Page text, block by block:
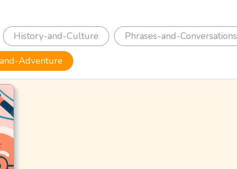
History-and-Culture Phrases-and-Conversations
Adventure